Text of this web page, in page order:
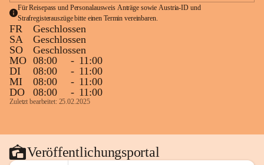
Für Reisepass und Personalausweis Anträge sowie Austria-ID und
Strafregisterauszüge bitte einen Termin vereinbaren.
FR
Geschlossen
SA
Geschlossen
SO
Geschlossen
MO 08:00 - 11:00
DI
08:00 - 11:00
MI
08:00 - 11:00
DO
08:00 - 11:00
Zuletzt bearbeitet: 25.02.2025
Veröffentlichungsportal